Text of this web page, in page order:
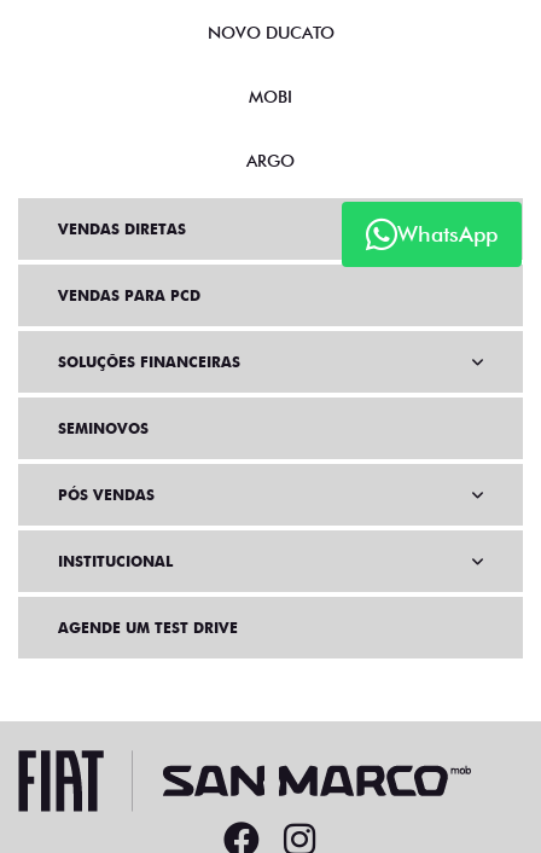
WhatsApp
NOVO DUCATO
MOBI
ARGO
VENDAS DIRETAS
VENDAS PARA PCD
SOLUÇÕES FINANCEIRAS
SEMINOVOS
PÓS VENDAS
INSTITUCIONAL
AGENDE UM TEST DRIVE